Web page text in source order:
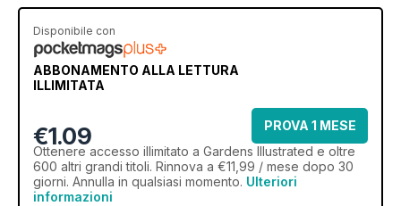
Disponibile con
ABBONAMENTO ALLA LETTURA
ILLIMITATA
€1.09
PROVA 1 MESE
Ottenere accesso illimitato a Gardens Illustrated e oltre
600 altri grandi titoli. Rinnova a €11,99 / mese dopo 30
giorni. Annulla in qualsiasi momento. Ulteriori
informazioni